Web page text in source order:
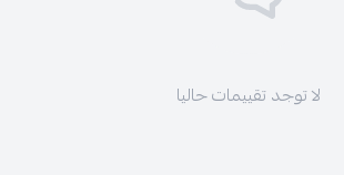
لا توجد تقييمات حاليا